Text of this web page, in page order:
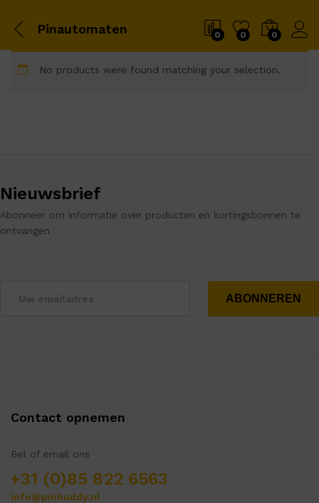
Pinautomaten 0 0 0
No products were found matching your selection.
Nieuwsbrief
Abonneer om informatie over producten en kortingsbonnen te
ontvangen
Contact opnemen
Bel of email ons
+31 (0)85 822 6563
info@pinbuddy.nl